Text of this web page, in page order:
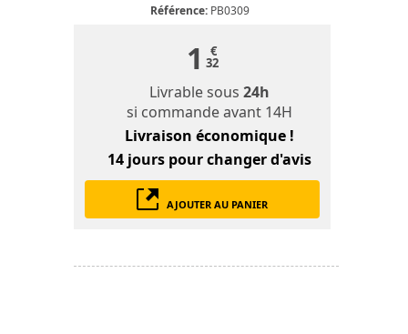
Référence: PB0309
1 €
32
Livrable sous24h
si commande avant 14H
Livraison économique !
14 jours pour changer d'avis
AJOUTER AU PANIER